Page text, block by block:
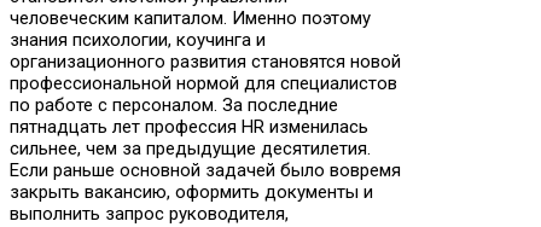
человеческим капиталом. Именно поэтому
знания психологии, коучинга и
организационного развития становятся новой
профессиональной нормой для специалистов
по работе с персоналом. За последние
пятнадцать лет профессия HR изменилась
сильнее, чем за предыдущие десятилетия.
Если раньше основной задачей было вовремя
закрыть вакансию, оформить документы и
выполнить запрос руководителя,